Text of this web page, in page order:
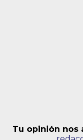
Tu opinión nos